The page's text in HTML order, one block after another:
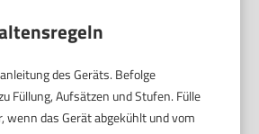
des Geräts. Befolge
Füllung, Aufsätzen und Stufen. Fülle
wenn das Gerät abgekühlt und vom